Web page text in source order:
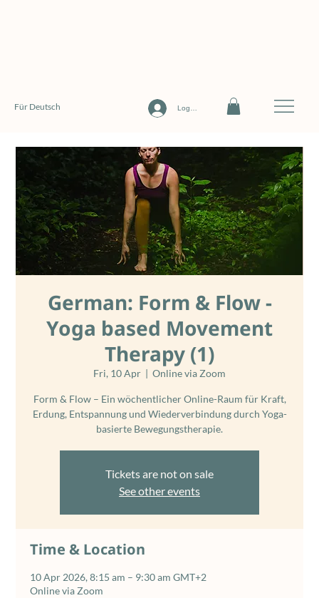
Log In
Für Deutsch
German: Form & Flow -
Yoga based Movement
Therapy (1)
Fri, 10 Apr
  |
Online via Zoom
Form & Flow – Ein wöchentlicher Online-Raum für Kraft,
Erdung, Entspannung und Wiederverbindung durch Yoga-
basierte Bewegungstherapie.
Tickets are not on sale
See other events
Time & Location
10 Apr 2026, 8:15 am – 9:30 am GMT+2
Online via Zoom